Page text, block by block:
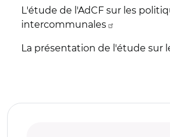
L'étude de l'AdCF sur les
intercommunales
La présentation de l'étude sur